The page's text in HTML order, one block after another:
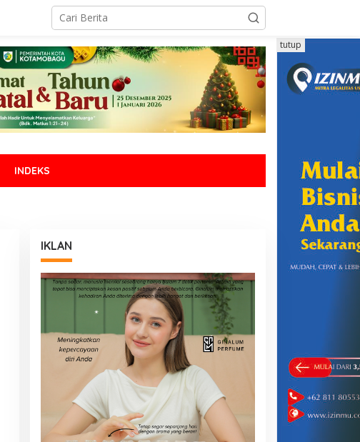
INDEKS
tutup
IKLAN